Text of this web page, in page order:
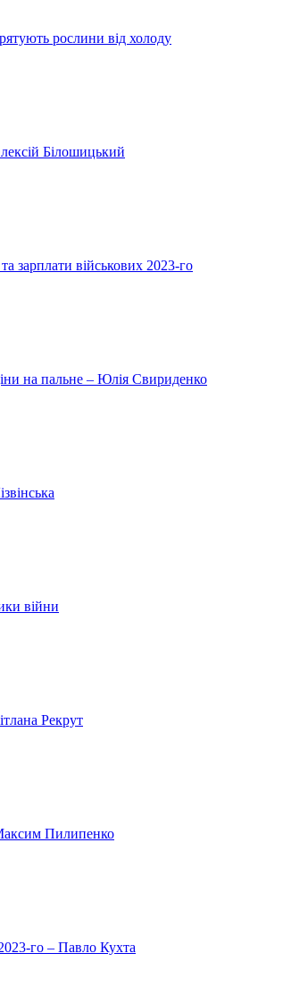
рослини від холоду
Білошицький
зарплати військових 2023-го
на пальне – Юлія Свириденко
війни
Рекрут
Пилипенко
го – Павло Кухта